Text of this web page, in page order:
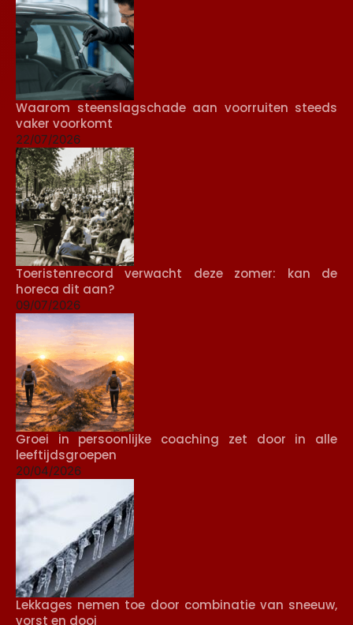
Waarom steenslagschade aan voorruiten steeds
vaker voorkomt
22/07/2026
Toeristenrecord verwacht deze zomer: kan de
horeca dit aan?
09/07/2026
Groei in persoonlijke coaching zet door in alle
leeftijdsgroepen
20/04/2026
Lekkages nemen toe door combinatie van sneeuw,
vorst en dooi